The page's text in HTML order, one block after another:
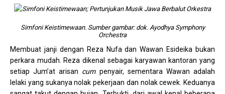
Simfoni Keistimewaan. Sumber gambar: dok. Ayodhya Symphony
Orchestra
Membuat janji dengan Reza Nufa dan Wawan Esideika bukan
perkara mudah. Reza dikenal sebagai karyawan kantoran yang
setiap Jum’at arisan cumpenyair, sementara Wawan adalah
lelaki yang sukanya nolak pekerjaan dan nolak cewek. Keduanya